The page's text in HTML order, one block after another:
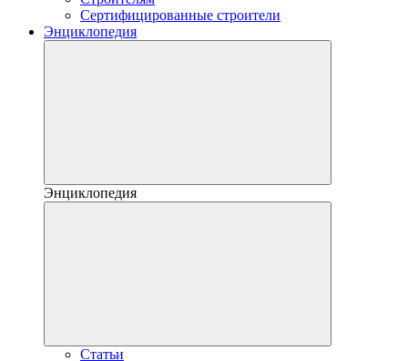
Сертифицированные строители
Энциклопедия
Энциклопедия
Статьи